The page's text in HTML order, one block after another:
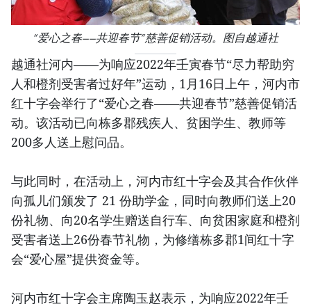
“爱心之春——共迎春节”慈善促销活动。图自越通社
越通社河内——为响应2022年壬寅春节“尽力帮助穷
人和橙剂受害者过好年”运动，1月16日上午，河内市
红十字会举行了“爱心之春——共迎春节”慈善促销活
动。该活动已向栋多郡残疾人、贫困学生、教师等
200多人送上慰问品。
与此同时，在活动上，河内市红十字会及其合作伙伴
向孤儿们颁发了 21 份助学金，同时向教师们送上20
份礼物、向20名学生赠送自行车、向贫困家庭和橙剂
受害者送上26份春节礼物，为修缮栋多郡1间红十字
会“爱心屋”提供资金等。
河内市红十字会主席陶玉赵表示，为响应2022年壬